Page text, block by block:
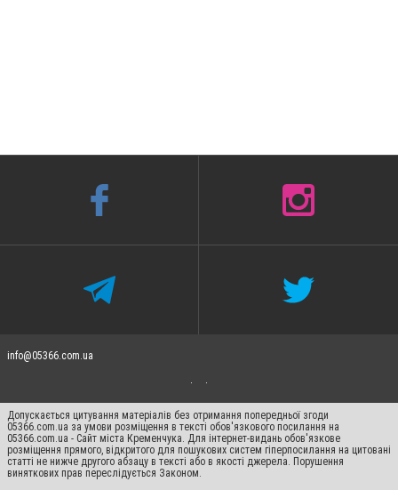
info@05366.com.ua
Допускається цитування матеріалів без отримання попередньої згоди
05366.com.ua за умови розміщення в тексті обов'язкового посилання на
05366.com.ua - Сайт міста Кременчука. Для інтернет-видань обов'язкове
розміщення прямого, відкритого для пошукових систем гіперпосилання на цитовані
статті не нижче другого абзацу в тексті або в якості джерела. Порушення
виняткових прав переслідується Законом.